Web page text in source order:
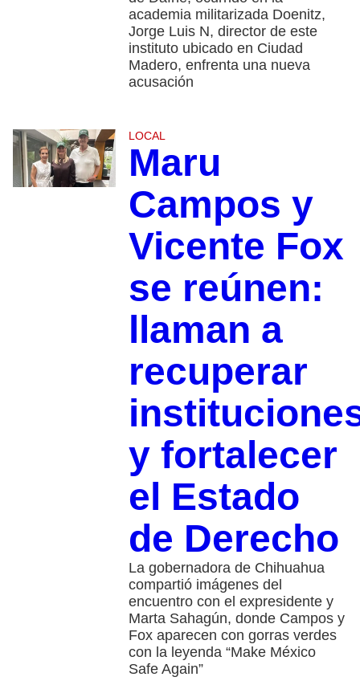
academia militarizada Doenitz,
Jorge Luis N, director de este
instituto ubicado en Ciudad
Madero, enfrenta una nueva
acusación
LOCAL
Maru
Campos y
Vicente Fox
se reúnen:
llaman a
recuperar
y fortalecer
el Estado
de Derecho
La gobernadora de Chihuahua
compartió imágenes del
encuentro con el expresidente y
Marta Sahagún, donde Campos y
Fox aparecen con gorras verdes
con la leyenda “Make México
Safe Again”